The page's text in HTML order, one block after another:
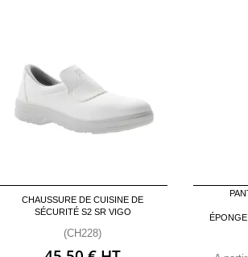
CHAUSSURE DE CUISINE DE
SÉCURITÉ S2 SR VIGO
(CH228)
ÉPONGE